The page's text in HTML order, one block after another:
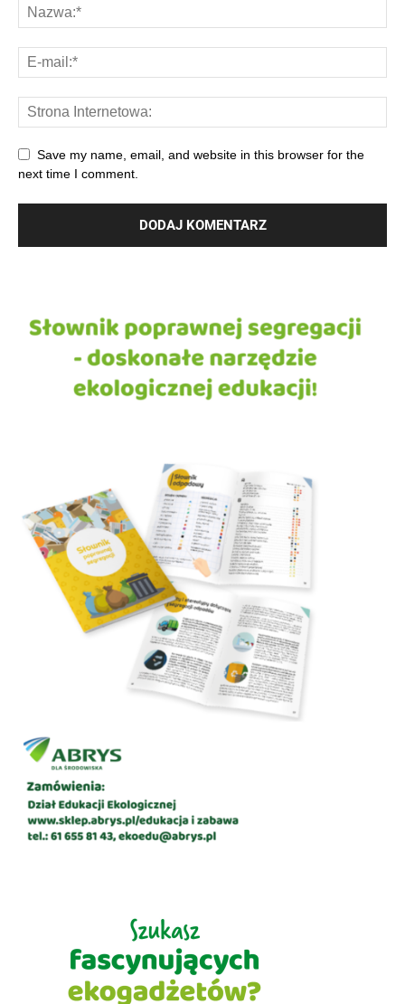
Save my name, email, and website in this browser for the
next time I comment.